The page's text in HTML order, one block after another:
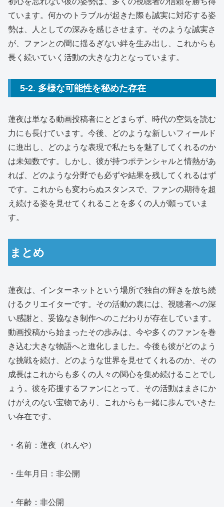
ています。何かのトラブルが起きた際も誠実に対応する姿
勢は、人としての深みを感じさせます。そのような誠実さ
が、ファンとの間に揺るぎない絆を生み出し、これからも
長く続いていく活動の大きな力となっています。
5-2. 多様な可能性を秘めた存在
蓮夜は単なる動画投稿者にとどまらず、時代の空気を読む
力にも長けています。今後、どのような新しいフィールド
に進出し、どのような表現で私たちを魅了してくれるのか
は未知数です。しかし、彼が持つポテンシャルと情熱があ
れば、どのような分野でも必ずや結果を残してくれるはず
です。これからも変わらぬスタンスで、ファンの期待を超
え続ける姿を見せてくれることを多くの人が願っていま
す。
まとめ
蓮夜は、インターネットという場所で独自の輝きを放ち続
けるクリエイターです。その活動の裏には、視聴者への深
い感謝と、妥協なき制作へのこだわりが存在しています。
動画投稿から始まったその歩みは、今や多くのファンを巻
き込む大きな物語へと進化しました。今後も彼がどのよう
な挑戦を続け、どのような世界を見せてくれるのか、その
成長はこれからも多くの人々の関心を集め続けることでし
ょう。彼を応援するファンにとって、その活動はまさにか
けがえのない宝物であり、これからも一緒に歩んでいきた
い存在です。
・名前：蓮夜（れんや）
・生年月日：非公開
・年齢：非公開